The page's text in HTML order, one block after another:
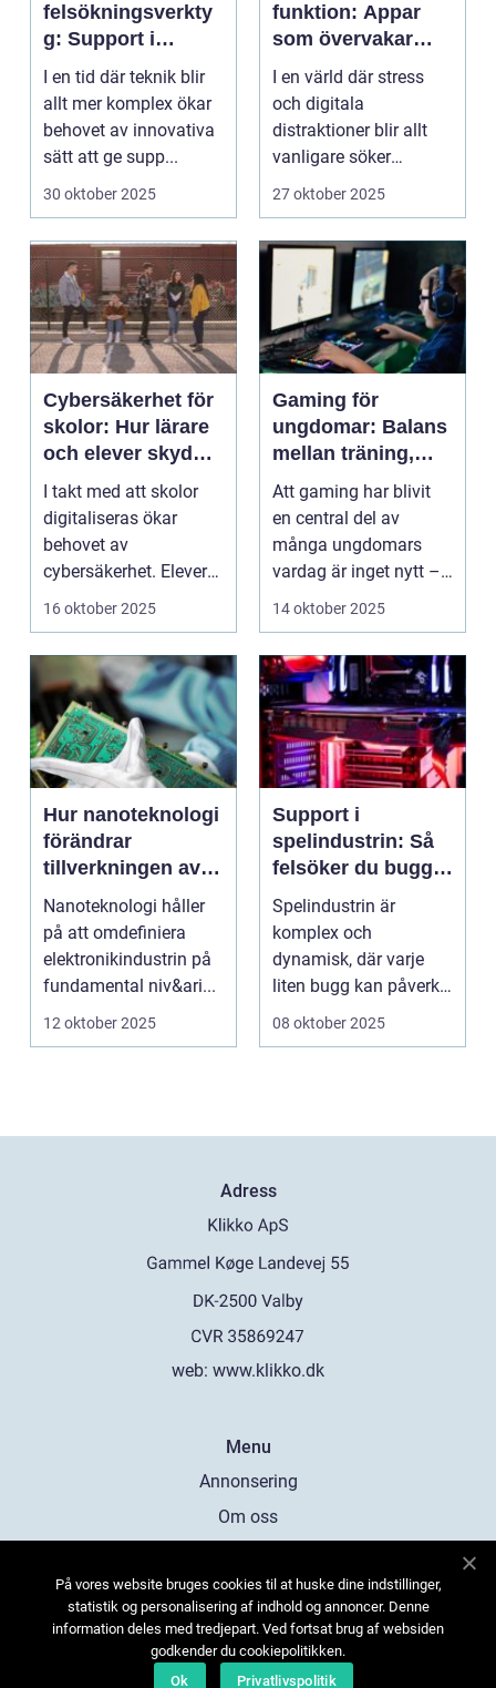
felsökningsverkty
g: Support i
virtuella miljöer
I en tid där teknik blir
allt mer komplex ökar
behovet av innovativa
sätt att ge supp...
30 oktober 2025
funktion: Appar
som övervakar
och stärker
välmående
I en värld där stress
och digitala
distraktioner blir allt
vanligare söker
mång...
27 oktober 2025
Cybersäkerhet för
skolor: Hur lärare
och elever skyddar
sina data
I takt med att skolor
digitaliseras ökar
behovet av
cybersäkerhet. Elever
och lärare ...
16 oktober 2025
Gaming för
ungdomar: Balans
mellan träning,
skola och socialt
Att gaming har blivit
en central del av
många ungdomars
vardag är inget nytt –
men ...
14 oktober 2025
Hur nanoteknologi
förändrar
tillverkningen av
elektronik
Nanoteknologi håller
på att omdefiniera
elektronikindustrin på
fundamental niv&ari...
12 oktober 2025
Support i
spelindustrin: Så
felsöker du buggar
och förbättrar
spelupplevelsen
Spelindustrin är
komplex och
dynamisk, där varje
liten bugg kan påverka
spelupplevel...
08 oktober 2025
Adress
web: www.klikko.dk
Menu
Annonsering
Om oss
Kontakta oss
Sitemap
På vores website bruges cookies til at huske dine indstillinger,
statistik og personalisering af indhold og annoncer. Denne
information deles med tredjepart. Ved fortsat brug af websiden
godkender du cookiepolitikken.
Ok
Privatlivspolitik